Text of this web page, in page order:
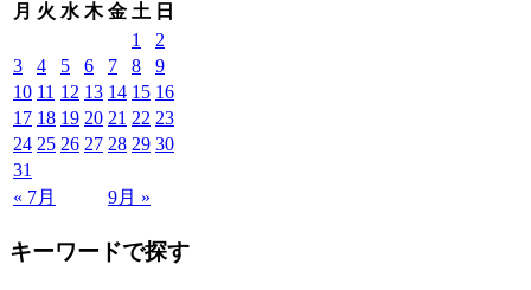
月 火 水 木 金 土 日
« 7月 9月 »
1
2
3
4 5 6 7 8
9
10 11 12 13 14 15 16
17 18 19 20 21 22 23
24 25 26 27 28 29 30
31
キーワードで探す